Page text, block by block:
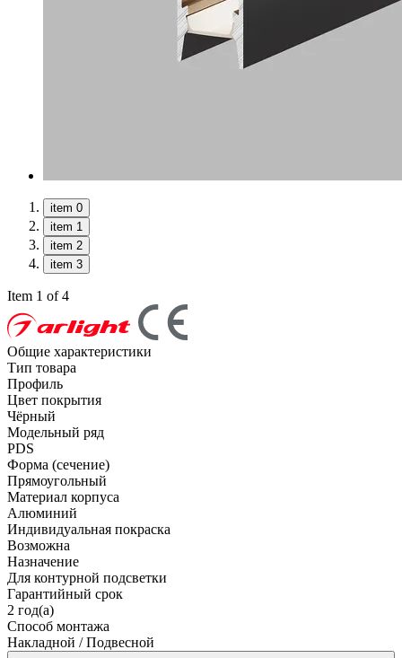
item 0
item 1
item 2
item 3
Item 1 of 4
Общие характеристики
Тип товара
Профиль
Цвет покрытия
Чёрный
Модельный ряд
PDS
Форма (сечение)
Прямоугольный
Материал корпуса
Алюминий
Индивидуальная покраска
Возможна
Назначение
Для контурной подсветки
Гарантийный срок
2 год(а)
Способ монтажа
Накладной / Подвесной